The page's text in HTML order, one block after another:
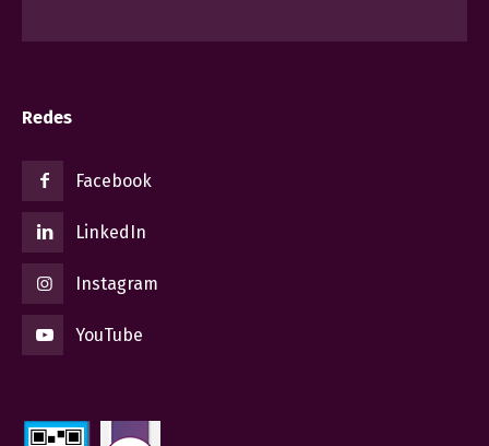
Redes
Facebook
LinkedIn
Instagram
YouTube